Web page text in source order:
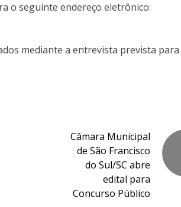
o seguinte endereço eletrônico:
mediante a entrevista prevista
Câmara Municipal
de São Francisco
do Sul/SC abre
edital para
Concurso Público